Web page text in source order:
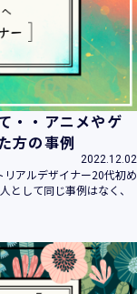
・・アニメやゲ
方の事例
2022.12.02
アルデザイナー20代初め
として同じ事例はなく、